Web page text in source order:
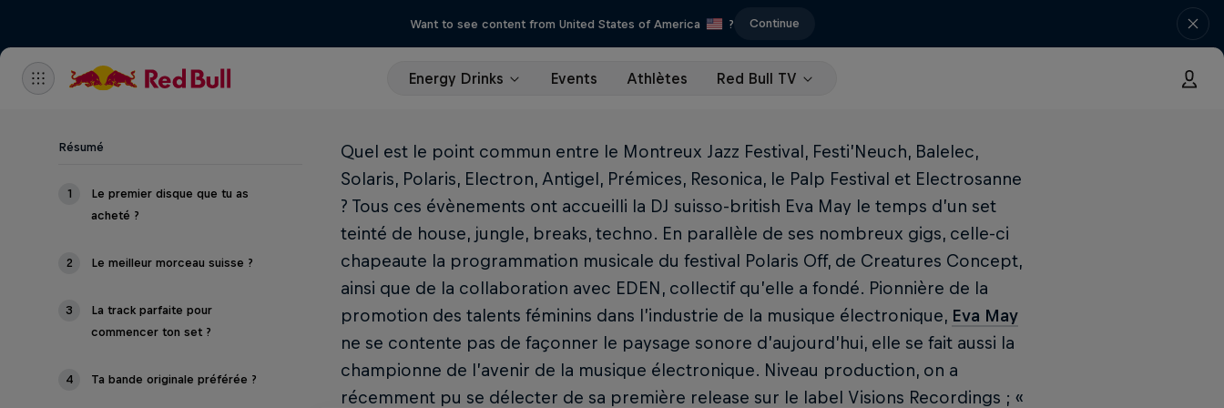
Want to see content from United States of America ? Continue
Energy Drinks Events Athlètes Red Bull TV
Résumé
1
Le premier disque que tu as
acheté ?
2 Le meilleur morceau suisse ?
3
La track parfaite pour
commencer ton set ?
4 Ta bande originale préférée ?
Quel est le point commun entre le Montreux Jazz Festival, Festi’Neuch, Balelec,
Solaris, Polaris, Electron, Antigel, Prémices, Resonica, le Palp Festival et Electrosanne
? Tous ces évènements ont accueilli la DJ suisso-british Eva May le temps d’un set
teinté de house, jungle, breaks, techno. En parallèle de ses nombreux gigs, celle-ci
chapeaute la programmation musicale du festival Polaris Off, de Creatures Concept,
ainsi que de la collaboration avec EDEN, collectif qu’elle a fondé. Pionnière de la
promotion des talents féminins dans l’industrie de la musique électronique, Eva May
ne se contente pas de façonner le paysage sonore d’aujourd’hui, elle se fait aussi la
championne de l’avenir de la musique électronique. Niveau production, on a
récemment pu se délecter de sa première release sur le label Visions Recordings ; «